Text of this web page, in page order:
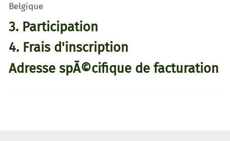
Belgique
3. Participation
4. Frais d'inscription
Adresse spÃ©cifique de facturation